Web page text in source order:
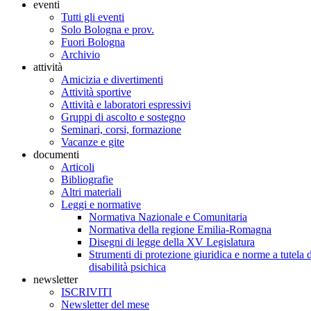
eventi
Tutti gli eventi
Solo Bologna e prov.
Fuori Bologna
Archivio
attività
Amicizia e divertimenti
Attività sportive
Attività e laboratori espressivi
Gruppi di ascolto e sostegno
Seminari, corsi, formazione
Vacanze e gite
documenti
Articoli
Bibliografie
Altri materiali
Leggi e normative
Normativa Nazionale e Comunitaria
Normativa della regione Emilia-Romagna
Disegni di legge della XV Legislatura
Strumenti di protezione giuridica e norme a tutela
disabilità psichica
newsletter
ISCRIVITI
Newsletter del mese